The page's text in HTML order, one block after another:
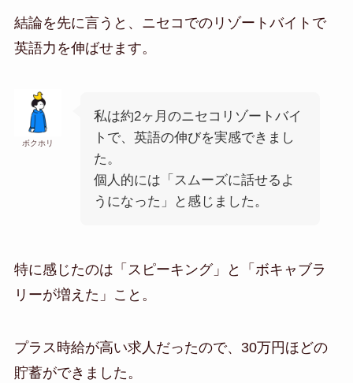
結論を先に言うと、ニセコでのリゾートバイトで
英語力を伸ばせます。
ボクホリ
私は約2ヶ月のニセコリゾートバイ
トで、英語の伸びを実感できまし
た。
個人的には「スムーズに話せるよ
うになった」と感じました。
特に感じたのは「スピーキング」と「ボキャブラ
リーが増えた」こと。
プラス時給が高い求人だったので、30万円ほどの
貯蓄ができました。